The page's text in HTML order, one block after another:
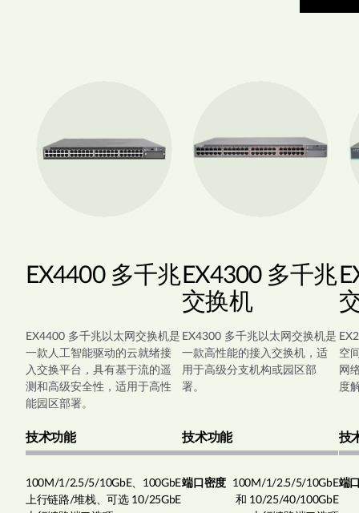
EX4400 多千兆
EX4400 多千兆以太网交换机是
一款人工智能驱动的云就绪接
入交换平台，具有基于流的遥
测和高级安全性，适用于高性
能园区部署。
技术功能
100M/1/2.5/5/10GbE、100GbE
上行链路/堆栈、可选 10/25GbE
EX4300 多千兆
交换机
EX4300 多千兆以太网交换机是
一款高性能的接入交换机，适
用于高级分支机构或园区部
署。
技术功能
端口密度
100M/1/2.5/5/10GbE
和 10/25/40/100GbE
空
网
度
技
端